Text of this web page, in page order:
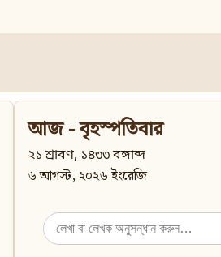
আজ - বৃহস্পতিবার
২১ শ্রাবণ, ১৪৩৩ বঙ্গাব্দ
৬ আগস্ট, ২০২৬ ইংরেজি
Search
for: